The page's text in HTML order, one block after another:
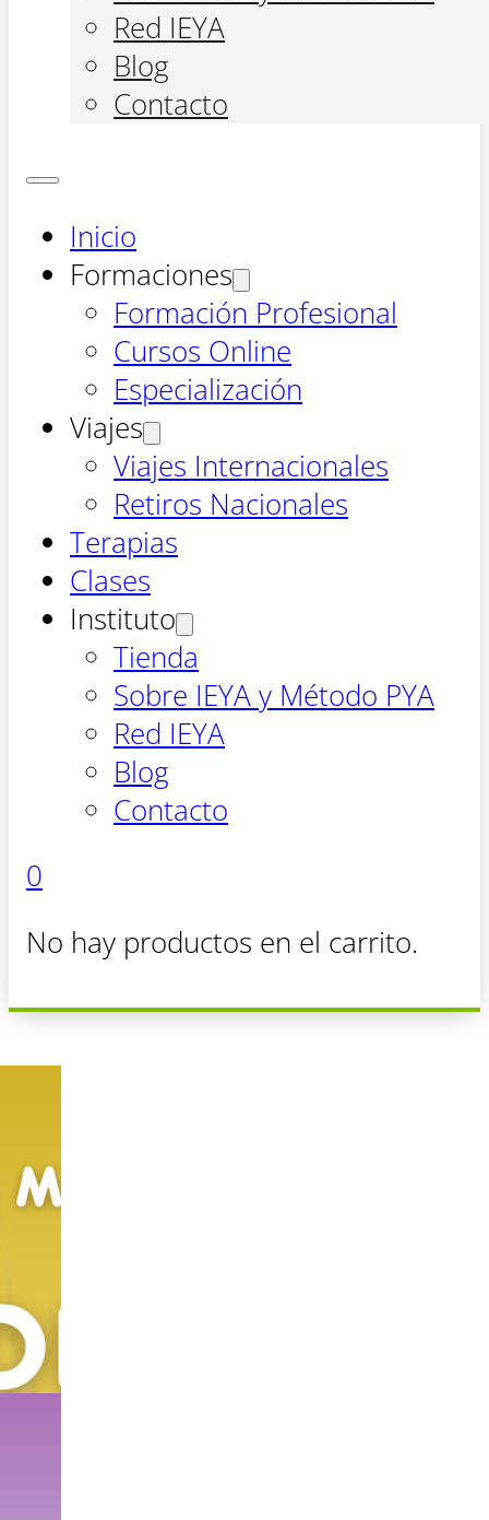
Red IEYA
Blog
Contacto
Inicio
Formaciones
Formación Profesional
Cursos Online
Especialización
Viajes
Viajes Internacionales
Retiros Nacionales
Terapias
Clases
Instituto
Tienda
Sobre IEYA y Método PYA
Red IEYA
Blog
Contacto
0
No hay productos en el carrito.